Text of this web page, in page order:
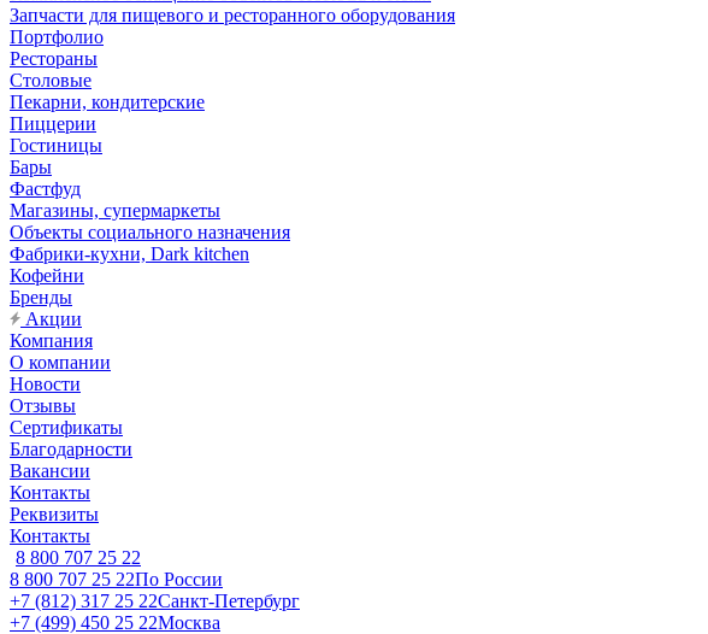
Запчасти для пищевого и ресторанного оборудования
Портфолио
Рестораны
Столовые
Пекарни, кондитерские
Пиццерии
Гостиницы
Бары
Фастфуд
Магазины, супермаркеты
Объекты социального назначения
Фабрики-кухни, Dark kitchen
Кофейни
Бренды
Акции
Компания
О компании
Новости
Отзывы
Сертификаты
Благодарности
Вакансии
Контакты
Реквизиты
Контакты
8 800 707 25 22
8 800 707 25 22По России
+7 (812) 317 25 22Санкт-Петербург
+7 (499) 450 25 22Москва